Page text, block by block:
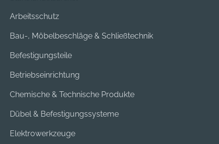
Arbeitsschutz
Bau-, Möbelbeschläge & Schließtechnik
Befestigungsteile
Betriebseinrichtung
Chemische & Technische Produkte
Dübel & Befestigungssysteme
Elektrowerkzeuge